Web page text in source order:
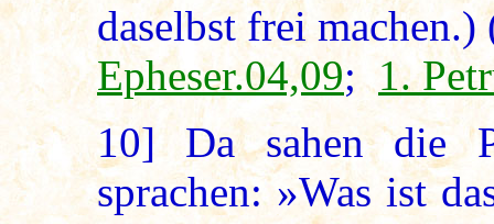
daselbst frei machen.)
Epheser.04,09;1.
10]Da sahen die
sprachen: »Was ist